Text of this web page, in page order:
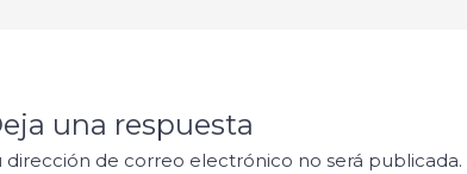
una respuesta
dirección de correo electrónico no será publicada.